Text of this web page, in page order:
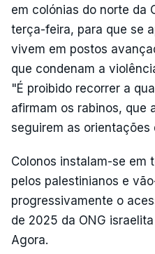
em colónias do norte da
terça-feira, para que se
vivem em postos
que condenam a
"É proibido recorrer a
afirmam os rabinos, que
seguirem as orientações
Colonos instalam-se em
pelos palestinianos e
progressivamente o
de 2025 da ONG
Agora.